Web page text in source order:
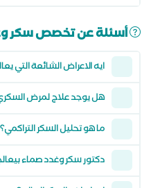
أسئلة عن تخصص سكر
ايه الاعراض الشائعة
هل يوجد علاج لمرض
ما هو تحليل السكر التراكمي؟
دكتور سكر وغدد صماء